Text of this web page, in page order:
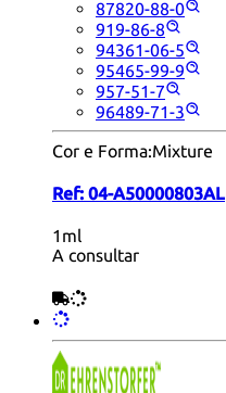
87820-88-0
919-86-8
94361-06-5
95465-99-9
957-51-7
96489-71-3
Cor e Forma:Mixture
Ref: 04-A50000803AL
1ml
A consultar